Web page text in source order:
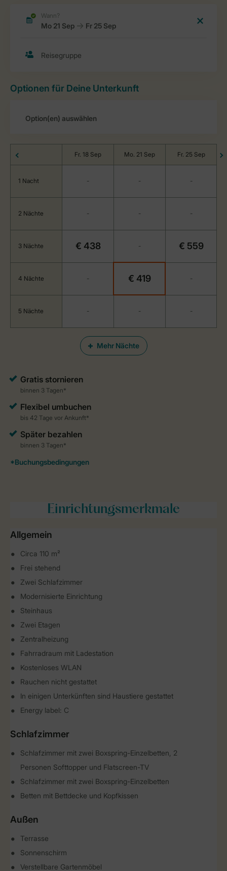
Optionen für Deine Unterkunft
Mehr Nächte
Fr. 18 Sep Mo. 21 Sep Fr. 25 Sep
1 Nacht - - -
2 Nächte - - -
3 Nächte € 438 - € 559
4 Nächte - € 419 -
5 Nächte - - -
Einrichtungsmerkmale
Allgemein
Circa 110 m²
Frei stehend
Zwei Schlafzimmer
Modernisierte Einrichtung
Steinhaus
Zwei Etagen
Zentralheizung
Fahrradraum mit Ladestation
Kostenloses WLAN
Rauchen nicht gestattet
In einigen Unterkünften sind Haustiere gestattet
Energy label: C
Schlafzimmer
Schlafzimmer mit zwei Boxspring-Einzelbetten, 2
Personen Softtopper und Flatscreen-TV
Schlafzimmer mit zwei Boxspring-Einzelbetten
Betten mit Bettdecke und Kopfkissen
Außen
Terrasse
Sonnenschirm
Verstellbare Gartenmöbel